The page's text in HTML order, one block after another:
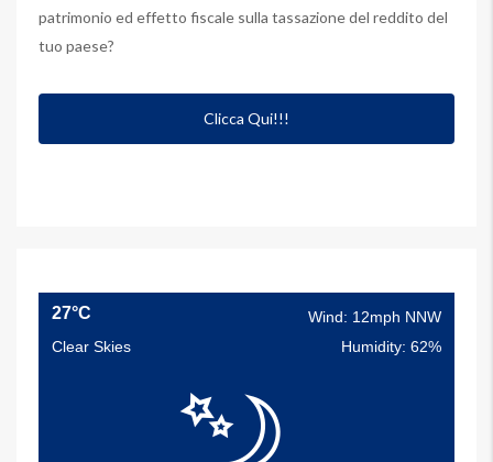
patrimonio ed effetto fiscale sulla tassazione del reddito del
tuo paese?
Clicca Qui!!!
27°C
Wind: 12mph NNW
Clear Skies
Humidity: 62%